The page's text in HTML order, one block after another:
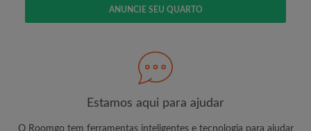
ANUNCIE SEU QUARTO
Estamos aqui para ajudar
O Roomgo tem ferramentas inteligentes e tecnologia para ajudar